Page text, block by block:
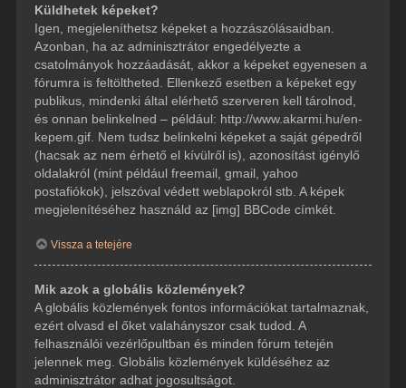
Küldhetek képeket?
Igen, megjeleníthetsz képeket a hozzászólásaidban.
Azonban, ha az adminisztrátor engedélyezte a
csatolmányok hozzáadását, akkor a képeket egyenesen a
fórumra is feltöltheted. Ellenkező esetben a képeket egy
publikus, mindenki által elérhető szerveren kell tárolnod,
és onnan belinkelned – például: http://www.akarmi.hu/en-
kepem.gif. Nem tudsz belinkelni képeket a saját gépedről
(hacsak az nem érhető el kívülről is), azonosítást igénylő
oldalakról (mint például freemail, gmail, yahoo
postafiókok), jelszóval védett weblapokról stb. A képek
megjelenítéséhez használd az [img] BBCode címkét.
Vissza a tetejére
Mik azok a globális közlemények?
A globális közlemények fontos információkat tartalmaznak,
ezért olvasd el őket valahányszor csak tudod. A
felhasználói vezérlőpultban és minden fórum tetején
jelennek meg. Globális közlemények küldéséhez az
adminisztrátor adhat jogosultságot.